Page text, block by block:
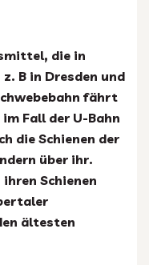
die in
B in Dresden und
fährt
Fall der U-Bahn
die Schienen der
über ihr.
Schienen
ältesten